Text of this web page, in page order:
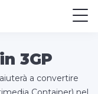
3GP
a convertire